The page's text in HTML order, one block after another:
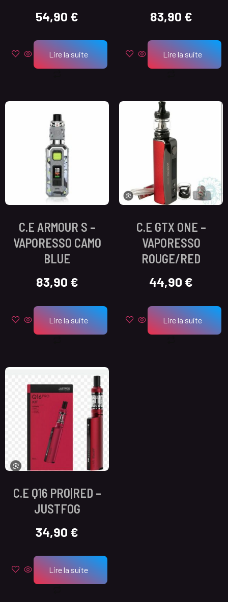
54,90 €
Lire la suite
83,90 €
Lire la suite
C.E ARMOUR S –
VAPORESSO CAMO
BLUE
83,90 €
Lire la suite
C.E GTX ONE –
VAPORESSO
ROUGE/RED
44,90 €
Lire la suite
C.E Q16 PRO|RED –
JUSTFOG
34,90 €
Lire la suite